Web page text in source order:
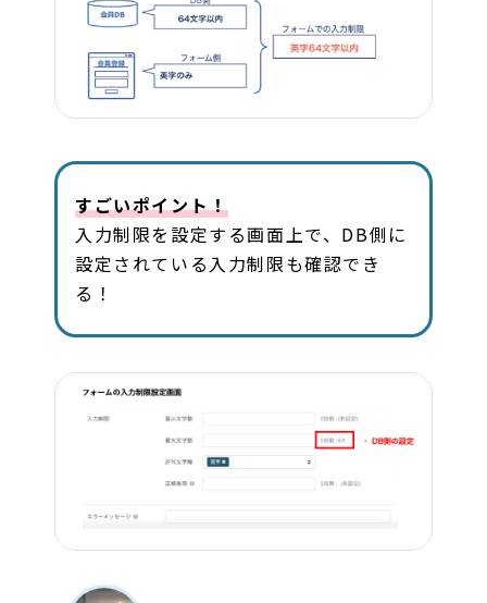
すごいポイント！
入力制限を設定する画面上で、DB側に
設定されている入力制限も確認でき
る！